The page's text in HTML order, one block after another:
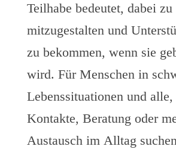
Teilhabe bedeutet, dabei zu
mitzugestalten und
zu bekommen, wenn sie
wird. Für Menschen in
Lebenssituationen und
Kontakte, Beratung oder
Austausch im Alltag